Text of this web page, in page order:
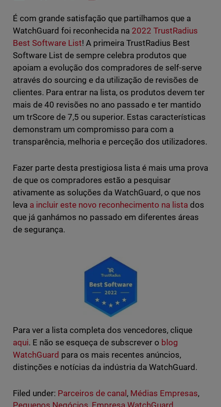
É com grande satisfação que partilhamos que a
WatchGuard foi reconhecida na 2022 TrustRadius
Best Software List! A primeira TrustRadius Best
Software List de sempre celebra produtos que
apoiam a evolução dos compradores de self-serve
através do sourcing e da utilização de revisões de
clientes. Para entrar na lista, os produtos devem ter
mais de 40 revisões no ano passado e ter mantido
um trScore de 7,5 ou superior. Estas características
demonstram um compromisso para com a
transparência, melhoria e perceção dos utilizadores.
Fazer parte desta prestigiosa lista é mais uma prova
de que os compradores estão a pesquisar
ativamente as soluções da WatchGuard, o que nos
leva a incluir este novo reconhecimento na lista dos
que já ganhámos no passado em diferentes áreas
de segurança.
Para ver a lista completa dos vencedores, clique
aqui. E não se esqueça de subscrever o blog
WatchGuard para os mais recentes anúncios,
distinções e notícias da indústria da WatchGuard.
Filed under: Parceiros de canal , Médias Empresas,